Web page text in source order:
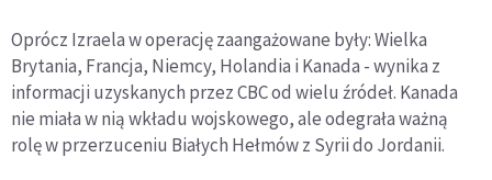
Oprócz Izraela w operację zaangażowane były: Wielka
Brytania, Francja, Niemcy, Holandia i Kanada - wynika z
informacji uzyskanych przez CBC od wielu źródeł. Kanada
nie miała w nią wkładu wojskowego, ale odegrała ważną
rolę w przerzuceniu Białych Hełmów z Syrii do Jordanii.